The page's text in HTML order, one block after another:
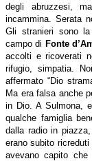
degli abruzzesi,
incammina. Serata
Gli stranieri sono
campo di Fonte
accolti e ricoverati
rifugio, simpatia.
affermato “Dio
Ma era falsa anche
in Dio. A Sulmona,
qualche famiglia
dalla radio in
erano subito
avevano capito